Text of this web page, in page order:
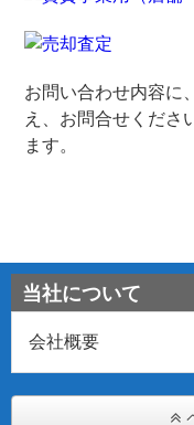
お問い合わせ内容に
え、お問合せくださ
ます。
当社について
会社概要